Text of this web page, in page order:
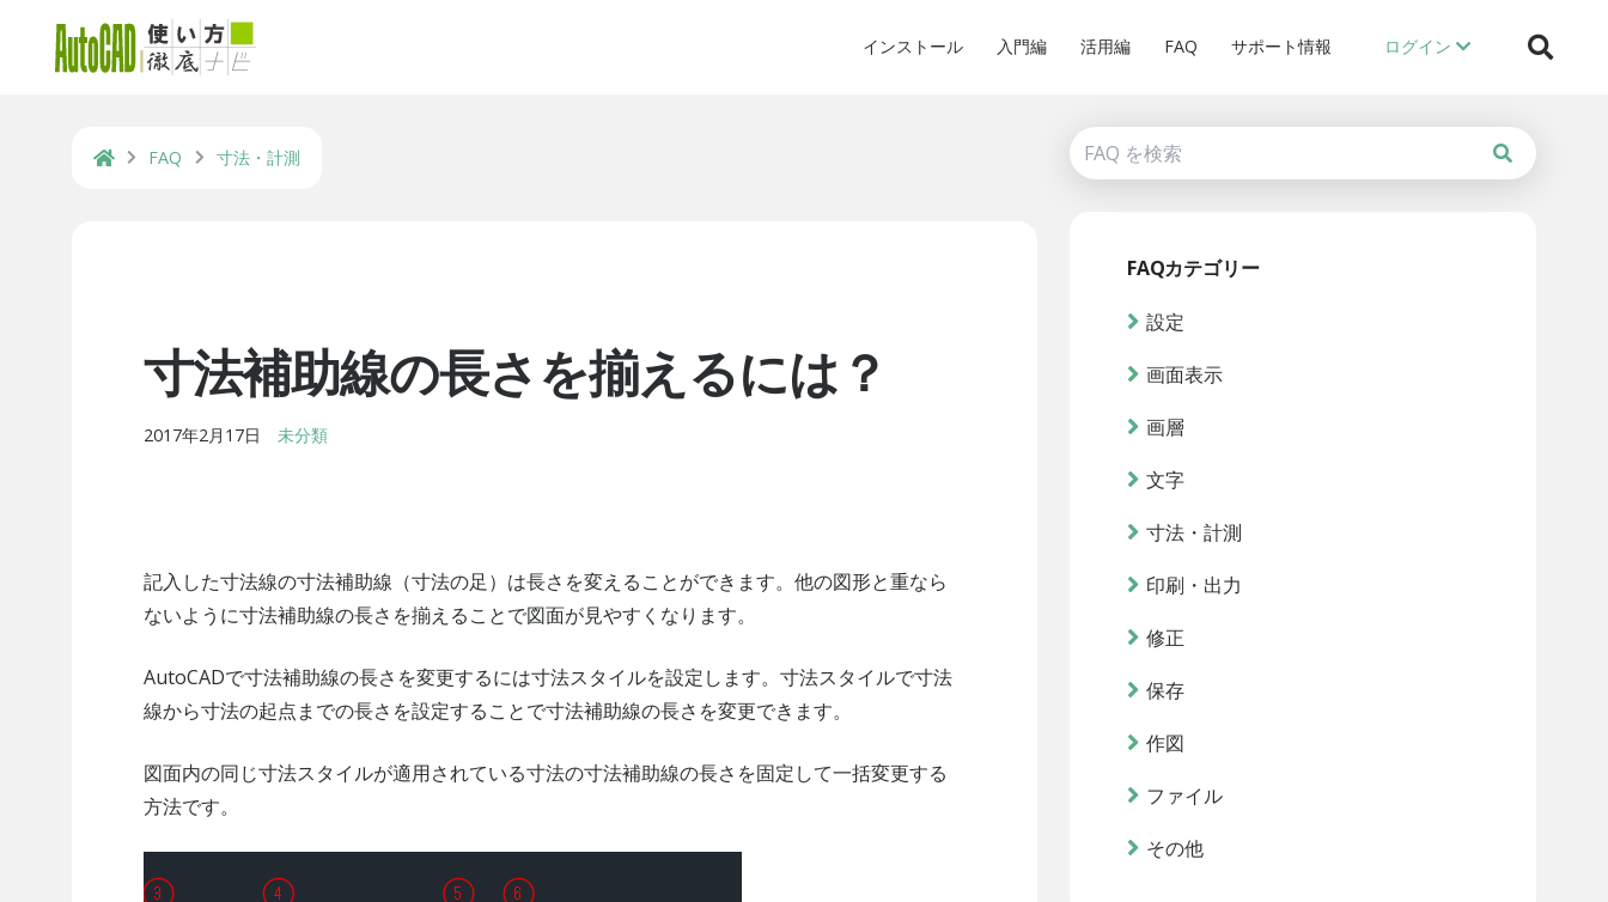
インストール 入門編 活用編 FAQ サポート情報 ログイン
FAQ 寸法・計測
寸法補助線の長さを揃えるには？
2017年2月17日 未分類
記入した寸法線の寸法補助線（寸法の足）は長さを変えることができます。他の図形と重なら
ないように寸法補助線の長さを揃えることで図面が見やすくなります。
AutoCADで寸法補助線の長さを変更するには寸法スタイルを設定します。寸法スタイルで寸法
線から寸法の起点までの長さを設定することで寸法補助線の長さを変更できます。
図面内の同じ寸法スタイルが適用されている寸法の寸法補助線の長さを固定して一括変更する
方法です。
FAQカテゴリー
設定
画面表示
画層
文字
寸法・計測
印刷・出力
修正
保存
作図
ファイル
その他